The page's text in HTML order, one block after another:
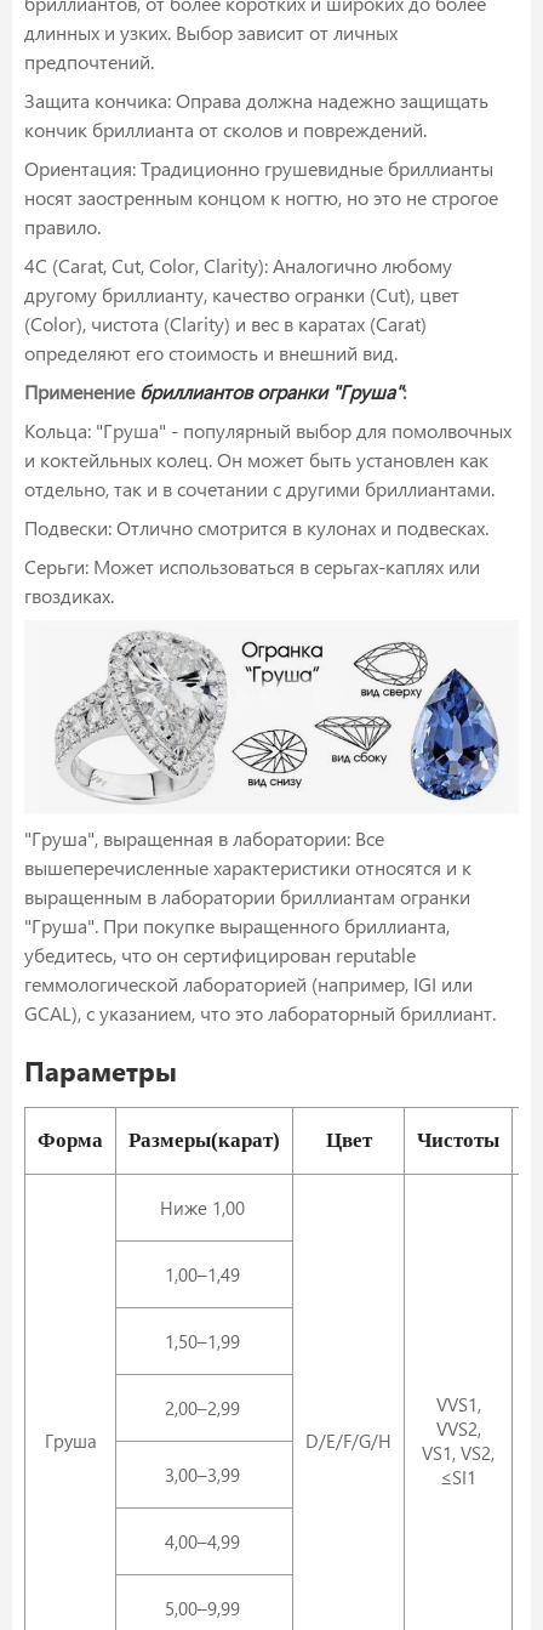
длинных и узких. Выбор зависит от личных
предпочтений.
Защита кончика: Оправа должна надежно защищать
кончик бриллианта от сколов и повреждений.
Ориентация: Традиционно грушевидные бриллианты
носят заостренным концом к ногтю, но это не строгое
правило.
4C (Carat, Cut, Color, Clarity): Аналогично любому
другому бриллианту, качество огранки (Cut), цвет
(Color), чистота (Clarity) и вес в каратах (Carat)
определяют его стоимость и внешний вид.
Применение бриллиантов огранки "Груша":
Кольца: "Груша" - популярный выбор для помолвочных
и коктейльных колец. Он может быть установлен как
отдельно, так и в сочетании с другими бриллиантами.
Подвески: Отлично смотрится в кулонах и подвесках.
Серьги: Может использоваться в серьгах-каплях или
гвоздиках.
"Груша", выращенная в лаборатории: Все
вышеперечисленные характеристики относятся и к
выращенным в лаборатории бриллиантам огранки
"Груша". При покупке выращенного бриллианта,
убедитесь, что он сертифицирован reputable
геммологической лабораторией (например, IGI или
GCAL), с указанием, что это лабораторный бриллиант.
Параметры
Форма Размеры(карат) Цвет Чистоты
Груша
Ниже 1,00
D/E/F/G/H
VVS1,
VVS2,
VS1, VS2,
≤SI1
1,00–1,49
1,50–1,99
2,00–2,99
3,00–3,99
4,00–4,99
5,00–9,99